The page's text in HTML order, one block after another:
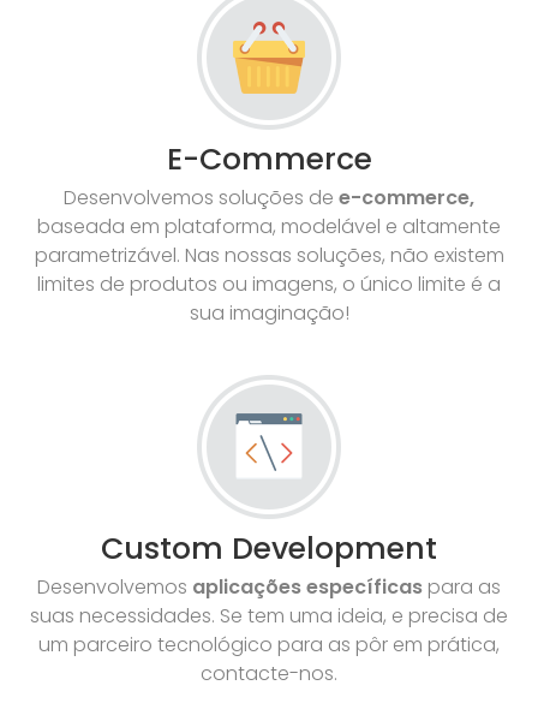
E-Commerce
Desenvolvemos soluções de e-commerce,
baseada em plataforma, modelável e altamente
parametrizável. Nas nossas soluções, não existem
limites de produtos ou imagens, o único limite é a
sua imaginação!
Custom Development
Desenvolvemos aplicações específicas para as
suas necessidades. Se tem uma ideia, e precisa de
um parceiro tecnológico para as pôr em prática,
contacte-nos.